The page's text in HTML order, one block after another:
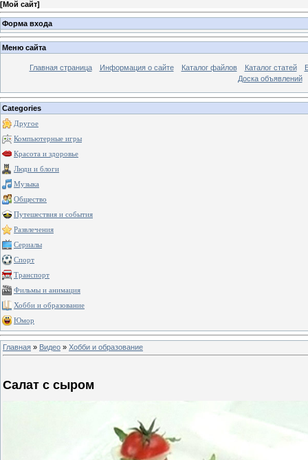
[Мой сайт]
Форма входа
Меню сайта
Главная страница Информация о сайте Каталог файлов Каталог статей
Доска объявлений
Categories
Другое
Компьютерные игры
Красота и здоровье
Люди и блоги
Музыка
Общество
Путешествия и события
Развлечения
Сериалы
Спорт
Транспорт
Фильмы и анимация
Хобби и образование
Юмор
Главная » Видео » Хобби и образование
Салат с сыром